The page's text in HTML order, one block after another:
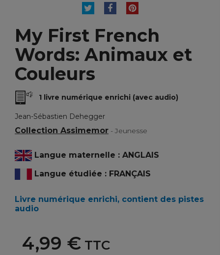
TWEETPARTAGERPINTEREST
My First French
Words: Animaux et
Couleurs
1 livre numérique enrichi (avec audio)
Jean-Sébastien Dehegger
Collection Assimemor - Jeunesse
Langue maternelle : ANGLAIS
Langue étudiée : FRANÇAIS
Livre numérique enrichi, contient des pistes
audio
4,99 € TTC